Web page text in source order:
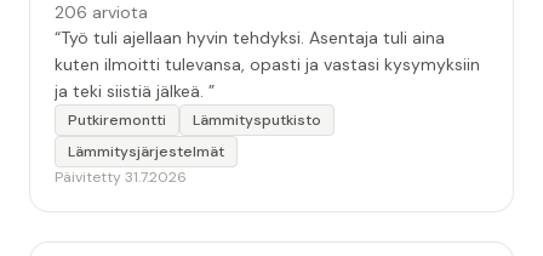
206 arviota
“Työ tuli ajellaan hyvin tehdyksi. Asentaja tuli aina
kuten ilmoitti tulevansa, opasti ja vastasi kysymyksiin
ja teki siistiä jälkeä. ”
Putkiremontti
Lämmitysputkisto
Lämmitysjärjestelmät
Päivitetty 31.7.2026